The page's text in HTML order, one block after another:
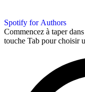
Spotify for Authors
Commencez à taper
touche Tab pour choisir